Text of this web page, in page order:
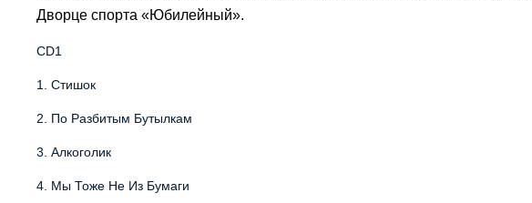
Дворце спорта «Юбилейный».
CD1
1. Стишок
2. По Разбитым Бутылкам
3. Алкоголик
4. Мы Тоже Не Из Бумаги